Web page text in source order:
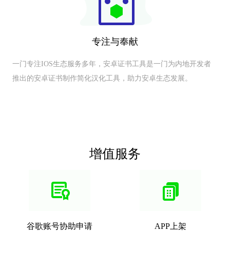
专注与奉献
一门专注IOS生态服务多年，安卓证书工具是一门为内地开发者
推出的安卓证书制作简化汉化工具，助力安卓生态发展。
增值服务
谷歌账号协助申请 APP上架